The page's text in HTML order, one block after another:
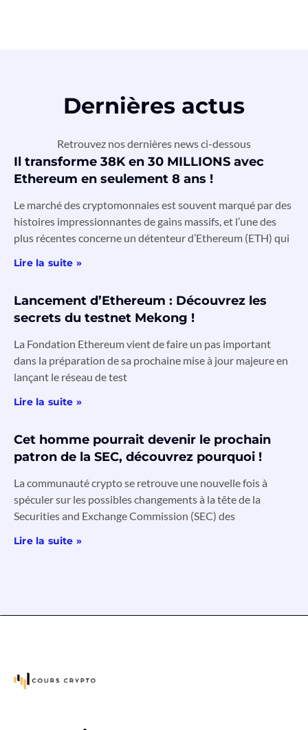
Dernières actus
Retrouvez nos dernières news ci-dessous
Il transforme 38K en 30 MILLIONS avec
Ethereum en seulement 8 ans !
Le marché des cryptomonnaies est souvent marqué par des
histoires impressionnantes de gains massifs, et l’une des
plus récentes concerne un détenteur d’Ethereum (ETH) qui
Lire la suite »
Lancement d’Ethereum : Découvrez les
secrets du testnet Mekong !
La Fondation Ethereum vient de faire un pas important
dans la préparation de sa prochaine mise à jour majeure en
lançant le réseau de test
Lire la suite »
Cet homme pourrait devenir le prochain
patron de la SEC, découvrez pourquoi !
La communauté crypto se retrouve une nouvelle fois à
spéculer sur les possibles changements à la tête de la
Securities and Exchange Commission (SEC) des
Lire la suite »